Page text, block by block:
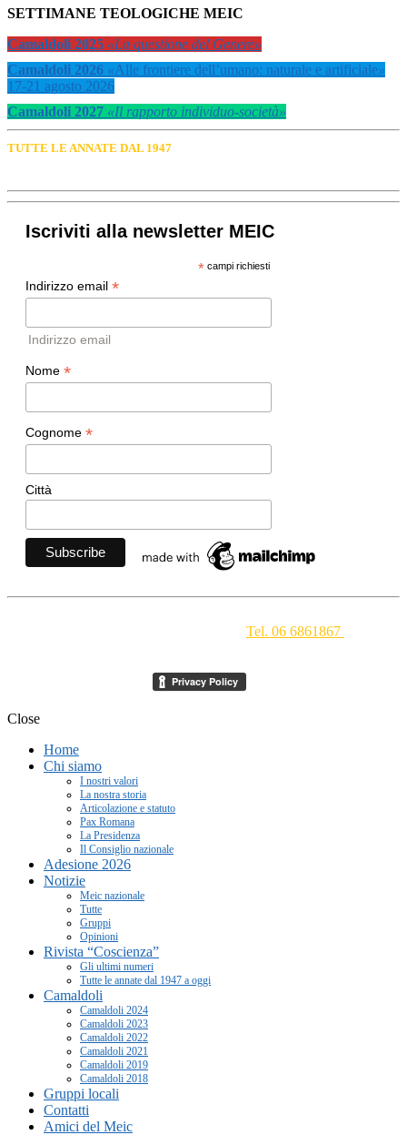
SETTIMANE TEOLOGICHE MEIC
Camaldoli 2025 «La questione del Genere»
Camaldoli 2026 «Alle frontiere dell’umano: naturale e artificiale»
17-21 agosto 2026
Camaldoli 2027 «Il rapporto individuo-società»
TUTTE LE ANNATE DAL 1947
Iscriviti alla newsletter MEIC
*campi richiesti
Indirizzo email *
Indirizzo email
Nome *
Cognome *
Città
Tel. 06 6861867
Close
Home
Chi siamo
I nostri valori
La nostra storia
Articolazione e statuto
Pax Romana
La Presidenza
Il Consiglio nazionale
Adesione 2026
Notizie
Meic nazionale
Tutte
Gruppi
Opinioni
Rivista “Coscienza”
Gli ultimi numeri
Tutte le annate dal 1947 a oggi
Camaldoli
Camaldoli 2024
Camaldoli 2023
Camaldoli 2022
Camaldoli 2021
Camaldoli 2019
Camaldoli 2018
Gruppi locali
Contatti
Amici del Meic